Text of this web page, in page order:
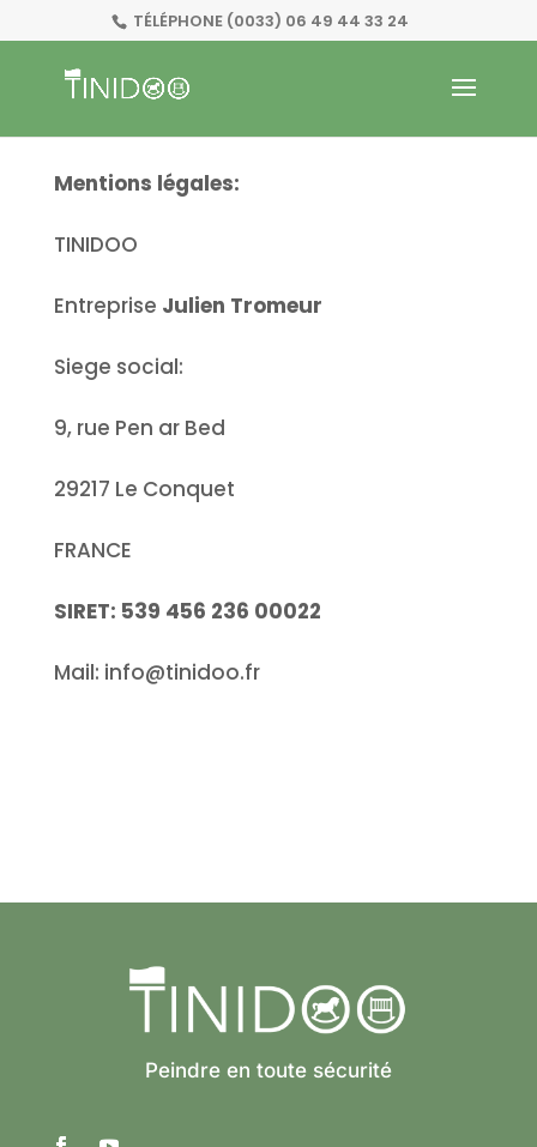
TÉLÉPHONE (0033) 06 49 44 33 24
Mentions légales:
TINIDOO
Entreprise Julien Tromeur
Siege social:
9, rue Pen ar Bed
29217 Le Conquet
FRANCE
SIRET: 539 456 236 00022
Mail: info@tinidoo.fr
Peindre en toute sécurité